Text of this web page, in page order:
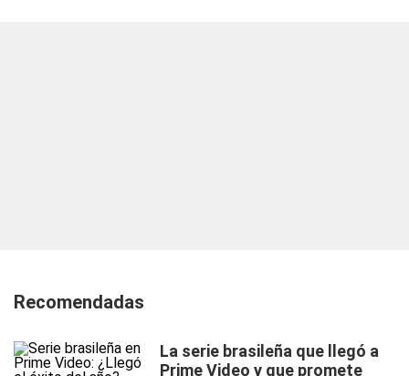
Recomendadas
La serie brasileña que llegó a
Prime Video y que promete